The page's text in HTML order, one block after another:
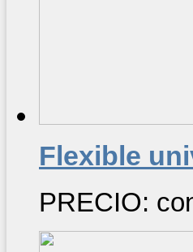
Flexible
PRECIO: